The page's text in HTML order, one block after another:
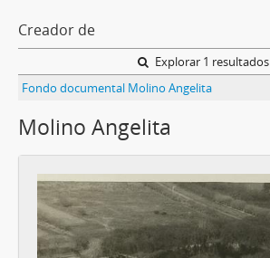
Creador de
Explorar 1 resultados
Fondo documental Molino Angelita
Molino Angelita